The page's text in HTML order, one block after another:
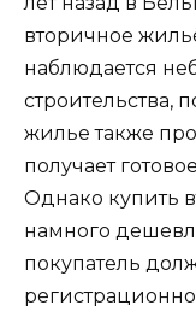
вторичное
наблюдается
строительства,
жилье также
получает
Однако купить
намного
покупатель